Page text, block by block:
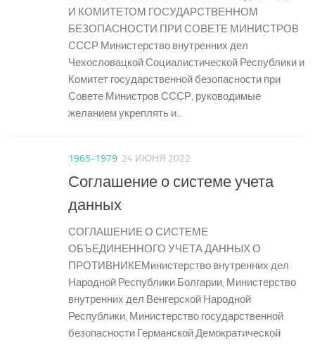
И КОМИТЕТОМ ГОСУДАРСТВЕННОМ
БЕЗОПАСНОСТИ ПРИ СОВЕТЕ МИНИСТРОВ
СССР Министерство внутренних дел
Чехословацкой Социалистической Республики и
Комитет государственной безопасности при
Совете Министров СССР, руководимые
желанием укреплять и...
1965-1979 24 ИЮНЯ 2022
Соглашение о системе учета
данных
СОГЛАШЕНИЕ О СИСТЕМЕ
ОБЪЕДИНЕННОГО УЧЕТА ДАННЫХ О
ПРОТИВНИКЕМинистерство внутренних дел
Народной Республики Болгарии, Министерство
внутренних дел Венгерской Народной
Республики, Министерство государственной
безопасности Германской Демократической